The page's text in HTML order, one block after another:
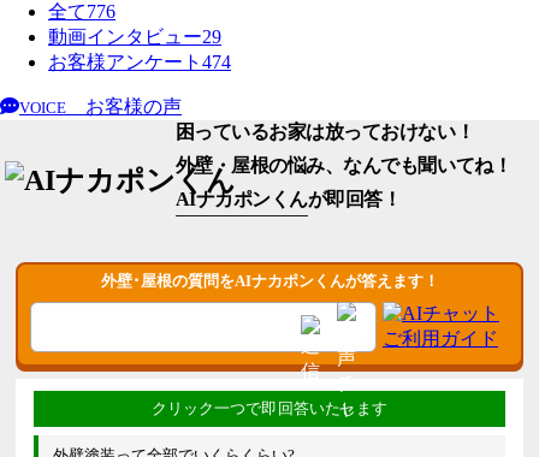
全て776
動画インタビュー29
お客様アンケート 474
VOICE
お客様の声
困っているお家は放っておけない！
外壁・屋根の悩み、なんでも聞いてね！
AIナカポンくんが即回答！
外壁･屋根の質問をAIナカポンくんが答えます！